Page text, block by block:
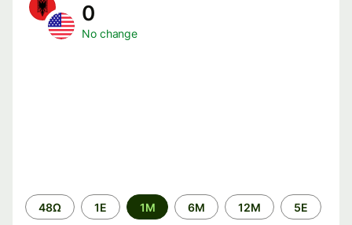
0
No change
Time
period
48Ω 1Ε 1M 6M 12M 5Ε